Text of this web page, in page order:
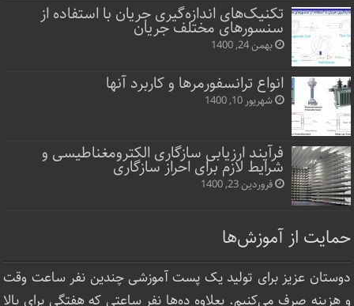
تکنیک‌های اندازه‌گیری جریان با استفاده از
سنسورهای مختلف جریان
بهمن 24, 1400
انواع ترانسفورمرها و کاربرد آنها
شهریور 10, 1400
فرآیند ارزیابی سازگاری الکترومغناطیسی و
شرایط لازم برای احراز سازگاری
فروردین 23, 1400
حمایت از آموزش‌ها
دوستان عزیز برای تولید یک پست آموزشی چندین نفر ساعت‌ وقت
و هزینه صرف می‌کنیم. بعلاوه ده‌ها نفر ساعتی که هفتگی برای بالا